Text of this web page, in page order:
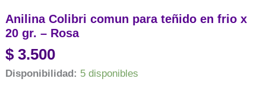
Anilina Colibri comun para teñido en frio x
20 gr. – Rosa
$ 3.500
Disponibilidad: 5 disponibles